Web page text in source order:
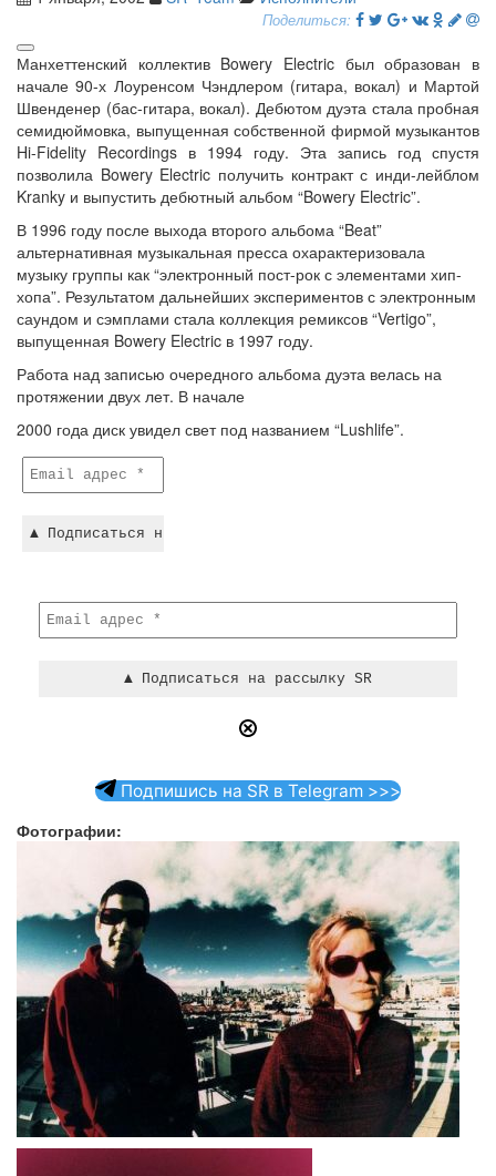
Поделиться:
Манхеттенский коллектив Bowery Electric был образован в
начале 90-х Лоуренсом Чэндлером (гитара, вокал) и Мартой
Швенденер (бас-гитара, вокал). Дебютом дуэта стала пробная
семидюймовка, выпущенная собственной фирмой музыкантов
Hi-Fidelity Recordings в 1994 году. Эта запись год спустя
позволила Bowery Electric получить контракт с инди-лейблом
Kranky и выпустить дебютный альбом “Bowery Electric”.
В 1996 году после выхода второго альбома “Beat”
альтернативная музыкальная пресса охарактеризовала
музыку группы как “электронный пост-рок с элементами хип-
хопа”. Результатом дальнейших экспериментов с электронным
саундом и сэмплами стала коллекция ремиксов “Vertigo”,
выпущенная Bowery Electric в 1997 году.
Работа над записью очередного альбома дуэта велась на
протяжении двух лет. В начале
2000 года диск увидел свет под названием “Lushlife”.
Подпишись на SR в Telegram >>>
Фотографии: